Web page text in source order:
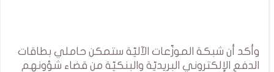
وأكد أن شبكة الموزّعات الآليّة ستمكن حاملي بطاقات
الدفع الإلكتروني البريديّة والبنكيّة من قضاء شؤونهم